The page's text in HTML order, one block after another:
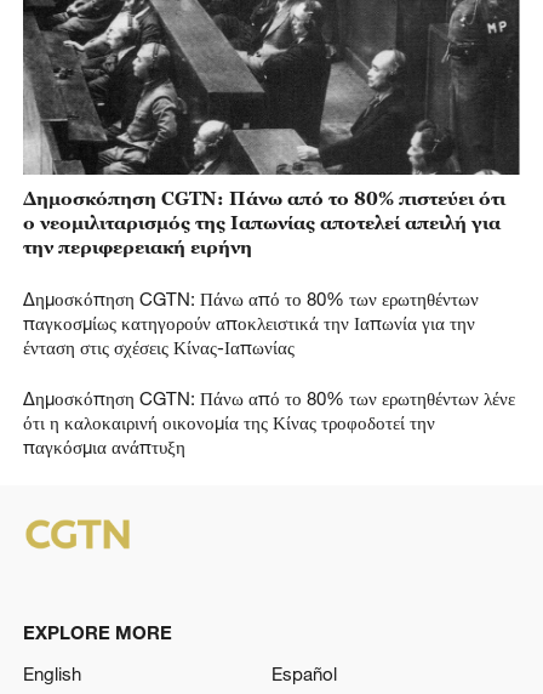
Δημοσκόπηση CGTN: Πάνω από το 80% πιστεύει ότι
ο νεομιλιταρισμός της Ιαπωνίας αποτελεί απειλή για
την περιφερειακή ειρήνη
Δημοσκόπηση CGTN: Πάνω από το 80% των ερωτηθέντων
παγκοσμίως κατηγορούν αποκλειστικά την Ιαπωνία για την
ένταση στις σχέσεις Κίνας-Ιαπωνίας
Δημοσκόπηση CGTN: Πάνω από το 80% των ερωτηθέντων λένε
ότι η καλοκαιρινή οικονομία της Κίνας τροφοδοτεί την
παγκόσμια ανάπτυξη
EXPLORE MORE
English
Español